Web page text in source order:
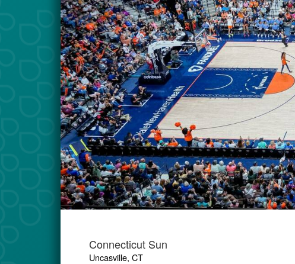
Connecticut Sun
Uncasville, CT